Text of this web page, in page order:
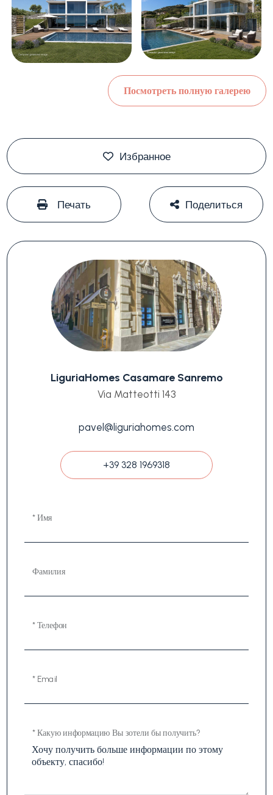
Посмотреть полную галерею
Избранное
Печать Поделиться
LiguriaHomes Casamare Sanremo
Via Matteotti 143
pavel@liguriahomes.com
+39 328 1969318
* Имя
Фамилия
* Телефон
* Email
* Какую информацию Вы зотели бы получить?